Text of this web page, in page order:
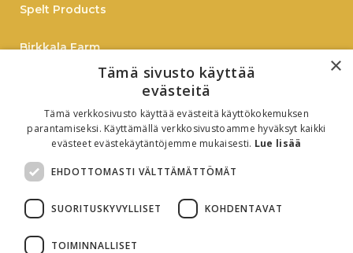
Spelt Products
Birkkala Farm
On-Line Shopping
B2B
Oiva-report
×
Tämä sivusto käyttää
evästeitä
Tämä verkkosivusto käyttää evästeitä käyttökokemuksen
parantamiseksi. Käyttämällä verkkosivustoamme hyväksyt kaikki
evästeet evästekäytäntöjemme mukaisesti. Lue lisää
EHDOTTOMASTI VÄLTTÄMÄTTÖMÄT
SUORITUSKYVYLLISET KOHDENTAVAT
TOIMINNALLISET